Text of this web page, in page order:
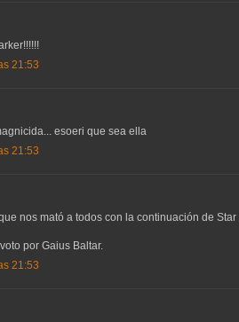
21:53
esoeri que sea ella
21:53
nos mató a todos con la continuación de
por Gaius Baltar.
21:53